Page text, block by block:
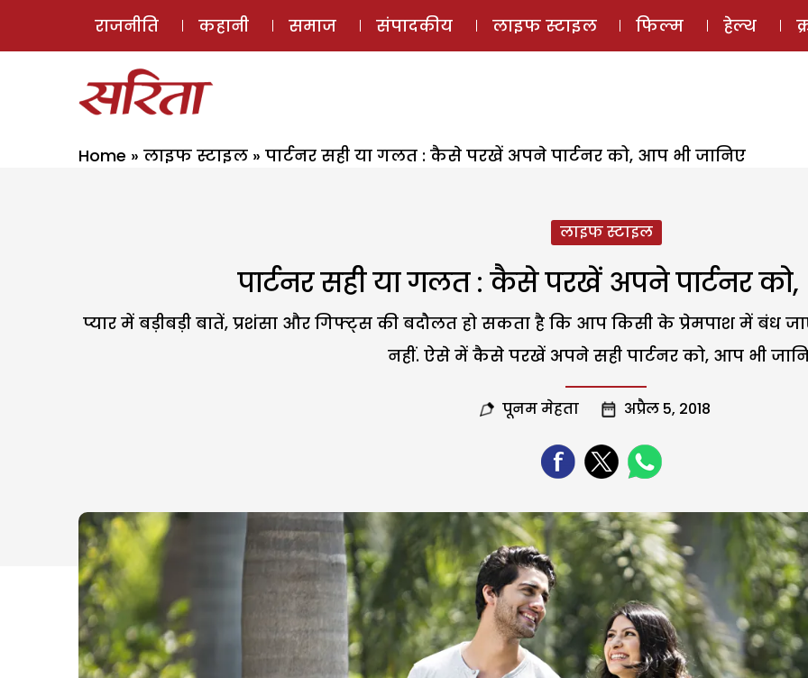
ई-मैगज़ीन
राजनीति कहानी समाज संपादकीय लाइफ स्टाइल फिल्म हेल्थ
Home » लाइफ स्टाइल » पार्टनर सही या गलत : कैसे परखें अपने पार्टनर को, आप भी जानिए
लाइफ स्टाइल
पार्टनर सही या गलत : कैसे परखें अपने पार्टनर
प्यार में बड़ीबड़ी बातें, प्रशंसा और गिफ्ट्स की बदौलत हो सकता है कि आप किसी के प्रेमपाश में बंध
नहीं. ऐसे में कैसे परखें अपने सही पार्टनर को, आप भी
पूनम मेहता अप्रैल 5, 2018